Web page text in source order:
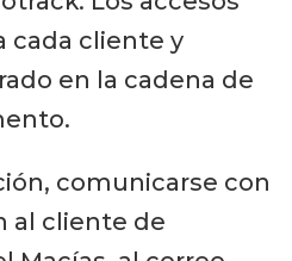
cada cliente y
en la cadena de
comunicarse con
al cliente de